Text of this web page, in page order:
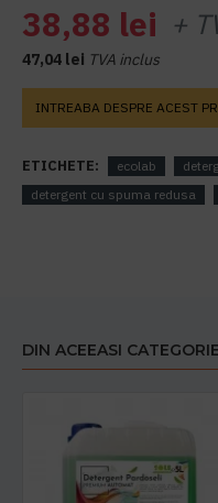
38,88 lei +
47,04 lei TVA inclus
INTREABA DESPRE ACEST
ETICHETE: ecolab
detergent cu spuma redusa
DIN ACEEASI CATEGORIE